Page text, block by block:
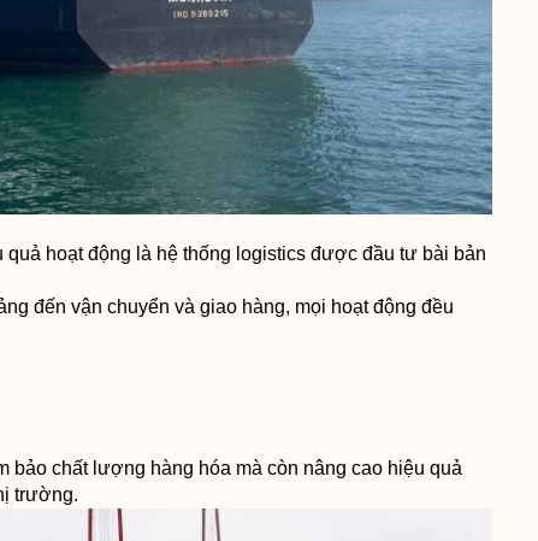
hoạt động là hệ thống logistics được đầu tư bài bản
đến vận chuyển và giao hàng, mọi hoạt động đều
bảo chất lượng hàng hóa mà còn nâng cao hiệu quả
trường.